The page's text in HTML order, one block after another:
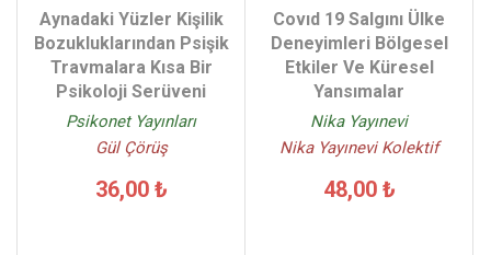
Aynadaki Yüzler Kişilik
Bozukluklarından Psişik
Travmalara Kısa Bir
Psikoloji Serüveni
Psikonet Yayınları
Gül Çörüş
36,00 ₺
Covıd 19 Salgını Ülke
Deneyimleri Bölgesel
Etkiler Ve Küresel
Yansımalar
Nika Yayınevi
Nika Yayınevi Kolektif
48,00 ₺